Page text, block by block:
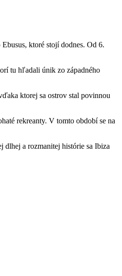
ktoré stojí dodnes. Od 6.
tu hľadali únik zo západného
ktorej sa ostrov stal povinnou
rekreanty. V tomto období se na
a rozmanitej histórie sa Ibiza